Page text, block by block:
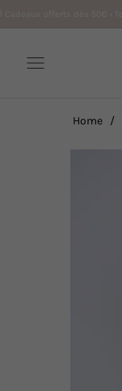
Navigation
Home /